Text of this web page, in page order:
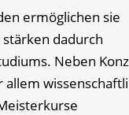
ermöglichen sie
dadurch
Neben